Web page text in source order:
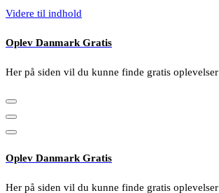
Videre til indhold
Oplev Danmark Gratis
Her på siden vil du kunne finde gratis oplevelser
Oplev Danmark Gratis
Her på siden vil du kunne finde gratis oplevelser